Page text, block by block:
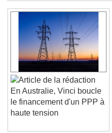
Color Opacity
Text
Color Opacity
Caption Area
Color Opacity
Font Size
En Australie, Vinci boucle
le financement d'un PPP à